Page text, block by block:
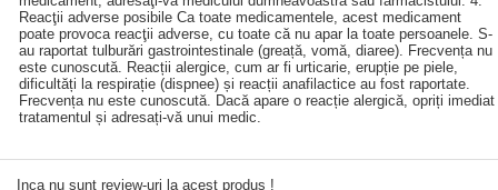
Reacţii adverse posibile Ca toate medicamentele, acest medicament
poate provoca reacţii adverse, cu toate că nu apar la toate persoanele. S-
au raportat tulburări gastrointestinale (greață, vomă, diaree). Frecvența nu
este cunoscută. Reacții alergice, cum ar fi urticarie, erupție pe piele,
dificultăți la respirație (dispnee) și reacții anafilactice au fost raportate.
Frecvența nu este cunoscută. Dacă apare o reacție alergică, opriți imediat
tratamentul și adresați-vă unui medic.
Inca nu sunt review-uri la acest produs !